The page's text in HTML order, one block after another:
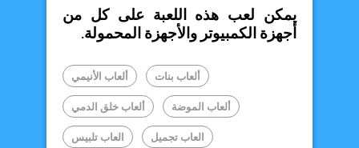
يمكن لعب هذه اللعبة على كل من
أجهزة الكمبيوتر والأجهزة المحمولة.
ألعاب بنات ألعاب الأنيمي
ألعاب الموضة ألعاب خلق الدمي
العاب تجميل العاب تلبيس